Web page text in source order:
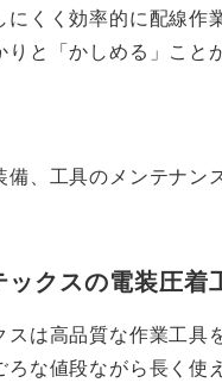
にくく効率的に配線作
りと「かしめる」こと
備、工具のメンテナン
ックスの電装圧着
スは高品質な作業工具
ろな値段ながら長く使